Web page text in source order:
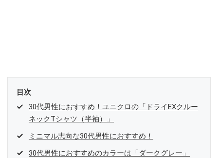
目次
30代男性におすすめ！ユニクロの「ドライEXクルー
ネックTシャツ（半袖）」
ミニマル志向な30代男性におすすめ！
30代男性におすすめのカラーは「ダークグレー」